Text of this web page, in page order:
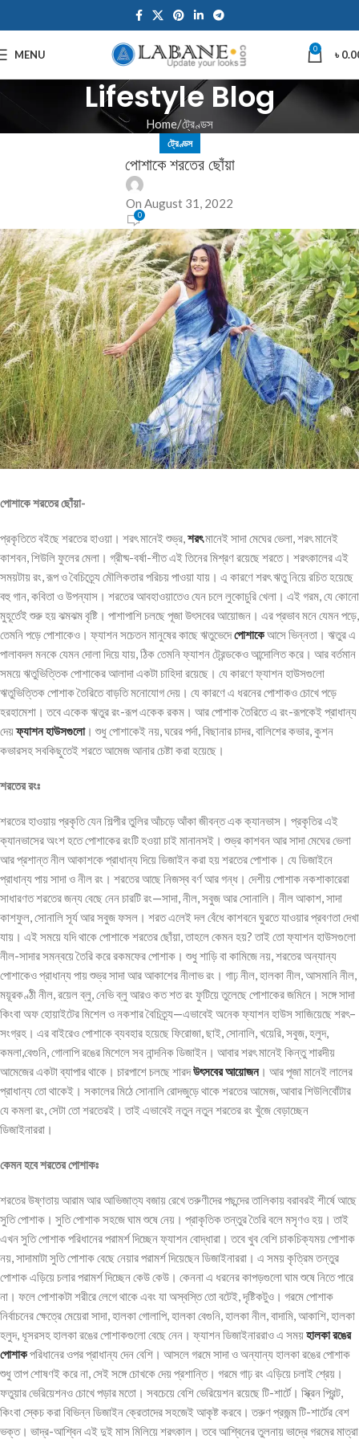
MENU 0 ৳
Lifestyle Blog
Home ট্রেণ্ডস
ট্রেণ্ডস
পোশাকে শরতের ছোঁয়া
On August 31, 2022
0
পোশাকে শরতের ছোঁয়া-
প্রকৃতিতে বইছে শরতের হাওয়া। শরৎ মানেই শুভ্র,শরৎমানেই সাদা মেঘের ভেলা, শরৎ মানেই
কাশবন, শিউলি ফুলের মেলা। গ্রীষ্ম-বর্ষা-শীত এই তিনের মিশ্রণ রয়েছে শরতে। শরৎকালের এই
সময়টায় রং, রূপ ও বৈচিত্র্যে মৌলিকতার পরিচয় পাওয়া যায়। এ কারণে শরৎ ঋতু নিয়ে রচিত হয়েছে
বহু গান, কবিতা ও উপন্যাস। শরতের আবহাওয়াতেও যেন চলে লুকোচুরি খেলা। এই গরম, যে কোনো
মুহূর্তেই শুরু হয় ঝমঝম বৃষ্টি। পাশাপাশি চলছে পূজা উৎসবের আয়োজন। এর প্রভাব মনে যেমন পড়ে,
তেমনি পড়ে পোশাকেও। ফ্যাশন সচেতন মানুষের কাছে ঋতুভেদেপোশাকেআসে ভিন্নতা। ঋতুর এ
পালাবদল মনকে যেমন দোলা দিয়ে যায়, ঠিক তেমনি ফ্যাশন ট্রেন্ডকেও আন্দোলিত করে। আর বর্তমান
সময়ে ঋতুভিত্তিক পোশাকের আলাদা একটা চাহিদা রয়েছে। যে কারণে ফ্যাশন হাউসগুলো
ঋতুভিত্তিক পোশাক তৈরিতে বাড়তি মনোযোগ দেয়। যে কারণে এ ধরনের পোশাকও চোখে পড়ে
হরহামেশা। তবে একেক ঋতুর রং-রূপ একেক রকম। আর পোশাক তৈরিতে এ রং-রূপকেই প্রাধান্য
দেয়ফ্যাশন হাউসগুলো। শুধু পোশাকেই নয়, ঘরের পর্দা, বিছানার চাদর, বালিশের কভার, কুশন
কভারসহ সবকিছুতেই শরতে আমেজ আনার চেষ্টা করা হয়েছে।
শরতেররংঃ
শরতের হাওয়ায় প্রকৃতি যেন শিল্পীর তুলির আঁচড়ে আঁকা জীবন্ত এক ক্যানভাস। প্রকৃতির এই
ক্যানভাসের অংশ হতে পোশাকের রংটি হওয়া চাই মানানসই। শুভ্র কাশবন আর সাদা মেঘের ভেলা
আর প্রশান্ত নীল আকাশকে প্রাধান্য দিয়ে ডিজাইন করা হয় শরতের পোশাক। যে ডিজাইনে
প্রাধান্য পায় সাদা ও নীল রং। শরতের আছে নিজস্ব বর্ণ আর গন্ধ। দেশীয় পোশাক নকশাকারেরা
সাধারণত শরতের জন্য বেছে নেন চারটি রং—সাদা, নীল, সবুজ আর সোনালি। নীল আকাশ, সাদা
কাশফুল, সোনালি সূর্য আর সবুজ ফসল। শরত এলেই দল বেঁধে কাশবনে ঘুরতে যাওয়ার প্রবণতা দেখা
যায়। এই সময়ে যদি থাকে পোশাকে শরতের ছোঁয়া, তাহলে কেমন হয়? তাই তো ফ্যাশন হাউসগুলো
নীল-সাদার সমন্বয়ে তৈরি করে রকমফের পোশাক। শুধু শাড়ি বা কামিজে নয়, শরতের অন্যান্য
পোশাকেও প্রাধান্য পায় শুভ্র সাদা আর আকাশের নীলাভ রং। গাঢ় নীল, হালকা নীল, আসমানি নীল,
ময়ূরকণ্ঠী নীল, রয়েল ব্লু, নেভি ব্লু আরও কত শত রং ফুটিয়ে তুলেছে পোশাকের জমিনে। সঙ্গে সাদা
কিংবা অফ হোয়াইটের মিশেল ও নকশার বৈচিত্র্য—এভাবেই অনেক ফ্যাশন হাউস সাজিয়েছে শরৎ–
সংগ্রহ। এর বাইরেও পোশাকে ব্যবহার হয়েছে ফিরোজা, ছাই, সোনালি, খয়েরি, সবুজ, হলুদ,
কমলা,বেগুনি, গোলাপি রঙের মিশেলে সব নান্দনিক ডিজাইন। আবার শরৎ মানেই কিন্তু শারদীয়
আমেজের একটা ব্যাপার থাকে। চারপাশে চলছে শারদউৎসবের আয়োজন। আর পূজা মানেই লালের
প্রাধান্য তো থাকেই। সকালের মিঠে সোনালি রোদজুড়ে থাকে শরতের আমেজ, আবার শিউলিবোঁটার
যে কমলা রং, সেটা তো শরতেরই। তাই এভাবেই নতুন নতুন শরতের রং খুঁজে বেড়াচ্ছেন
ডিজাইনাররা।
কেমনহবেশরতেরপোশাকঃ
শরতের উষ্ণতায় আরাম আর আভিজাত্য বজায় রেখে তরুণীদের পছন্দের তালিকায় বরাবরই শীর্ষে আছে
সুতি পোশাক। সুতি পোশাক সহজে ঘাম শুষে নেয়। প্রাকৃতিক তন্তুর তৈরি বলে মসৃণও হয়। তাই
এখন সুতি পোশাক পরিধানের পরামর্শ দিচ্ছেন ফ্যাশন বোদ্ধারা। তবে খুব বেশি চাকচিক্যময় পোশাক
নয়, সাদামাটা সুতি পোশাক বেছে নেয়ার পরামর্শ দিয়েছেন ডিজাইনাররা। এ সময় কৃত্রিম তন্তুর
পোশাক এড়িয়ে চলার পরামর্শ দিচ্ছেন কেউ কেউ। কেননা এ ধরনের কাপড়গুলো ঘাম শুষে নিতে পারে
না। ফলে পোশাকটা শরীরে লেগে থাকে এবং যা অস্বস্তি তো বটেই, দৃষ্টিকটুও। গরমে পোশাক
নির্বাচনের ক্ষেত্রে মেয়েরা সাদা, হালকা গোলাপি, হালকা বেগুনি, হালকা নীল, বাদামি, আকাশি, হালকা
হলুদ, ধূসরসহ হালকা রঙের পোশাকগুলো বেছে নেন। ফ্যাশন ডিজাইনাররাও এ সময়হালকা রঙের
পোশাকপরিধানের ওপর প্রাধান্য দেন বেশি। আসলে গরমে সাদা ও অন্যান্য হালকা রঙের পোশাক
শুধু তাপ শোষণই করে না, সেই সঙ্গে চোখকে দেয় প্রশান্তি। গরমে গাঢ় রং এড়িয়ে চলাই শ্রেয়।
ফতুয়ার ভেরিয়েশনও চোখে পড়ার মতো। সবচেয়ে বেশি ভেরিয়েশন রয়েছে টি-শার্টে। স্ক্রিন প্রিন্ট,
কিংবা স্কেচ করা বিভিন্ন ডিজাইন ক্রেতাদের সহজেই আকৃষ্ট করবে। তরুণ প্রজন্ম টি-শার্টের বেশ
ভক্ত। ভাদ্র-আশ্বিন এই দুই মাস মিলিয়ে শরৎকাল। তবে আশ্বিনের তুলনায় ভাদ্রে গরমের মাত্রা